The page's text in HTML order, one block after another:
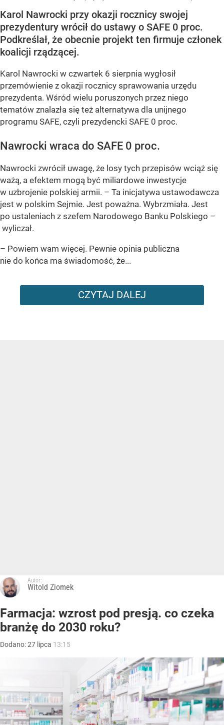
Karol Nawrocki przy okazji rocznicy swojej
prezydentury wrócił do ustawy o SAFE 0 proc.
Podkreślał, że obecnie projekt ten firmuje członek
koalicji rządzącej.
Karol Nawrocki w czwartek 6 sierpnia wygłosił
przemówienie z okazji rocznicy sprawowania urzędu
prezydenta. Wśród wielu poruszonych przez niego
tematów znalazła się też alternatywa dla unijnego
programu SAFE, czyli prezydencki SAFE 0 proc.
Nawrocki wraca do SAFE 0 proc.
Nawrocki zwrócił uwagę, że losy tych przepisów wciąż się
ważą, a efektem mogą być miliardowe inwestycje
w uzbrojenie polskiej armii. – Ta inicjatywa ustawodawcza
jest w polskim Sejmie. Jest poważna. Wybrzmiała. Jest
po ustaleniach z szefem Narodowego Banku Polskiego –
wyliczał.
– Powiem wam więcej. Pewnie opinia publiczna
nie do końca ma świadomość, że...
CZYTAJ DALEJ
Autor:
Witold Ziomek
Farmacja: wzrost pod presją. co czeka
branżę do 2030 roku?
Dodano:27 lipca 13:15